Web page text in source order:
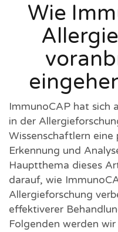
Wie
ImmunoCAP hat sich
in der
Wissenschaftlern
Erkennung und
Hauptthema dieses
darauf, wie
Allergieforschung
effektiverer
Folgenden werden